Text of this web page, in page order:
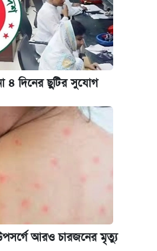
৪ দিনের ছুটির সুযোগ
আরও চারজনের মৃত্যু